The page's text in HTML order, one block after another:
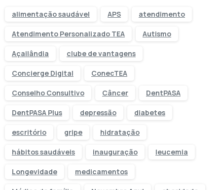
alimentação saudável APS atendimento
Atendimento Personalizado TEA Autismo
Açailândia clube de vantagens
Concierge Digital ConecTEA
Conselho Consultivo Câncer DentPASA
DentPASA Plus depressão diabetes
escritório gripe hidratação
hábitos saudáveis inauguração leucemia
Longevidade medicamentos